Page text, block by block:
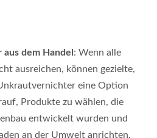
dem Handel : Wenn alle
ausreichen, können gezielte,
eine Option
Produkte zu wählen, die
entwickelt wurden und
an der Umwelt anrichten.